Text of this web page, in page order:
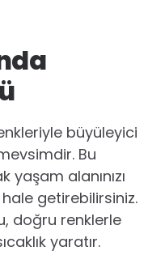
büyüleyici
Bu
yaşam alanınızı
getirebilirsiniz.
doğru renklerle
yaratır.